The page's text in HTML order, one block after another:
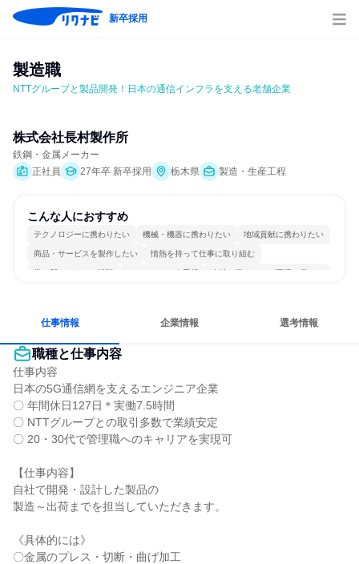
新卒採用
製造職
NTTグループと製品開発！日本の通信インフラを支える老舗企業
株式会社長村製作所
鉄鋼・金属メーカー
正社員
27年卒 新卒採用 栃木県 製造・生産工程
こんな人におすすめ
テクノロジーに携わりたい 機械・機器に携わりたい 地域貢献に携わりたい
商品・サービスを製作したい 情熱を持って仕事に取り組む
常に新しいものに挑戦 チームワークを重視 女性が働きやすい環境で働ける
仕事情報 企業情報 選考情報
職種と仕事内容
仕事内容
日本の5G通信網を支えるエンジニア企業
〇 年間休日127日＊実働7.5時間
〇 NTTグループとの取引多数で業績安定
〇 20・30代で管理職へのキャリアを実現可
【仕事内容】
自社で開発・設計した製品の
製造～出荷までを担当していただきます。
《具体的には》
〇金属のプレス・切断・曲げ加工